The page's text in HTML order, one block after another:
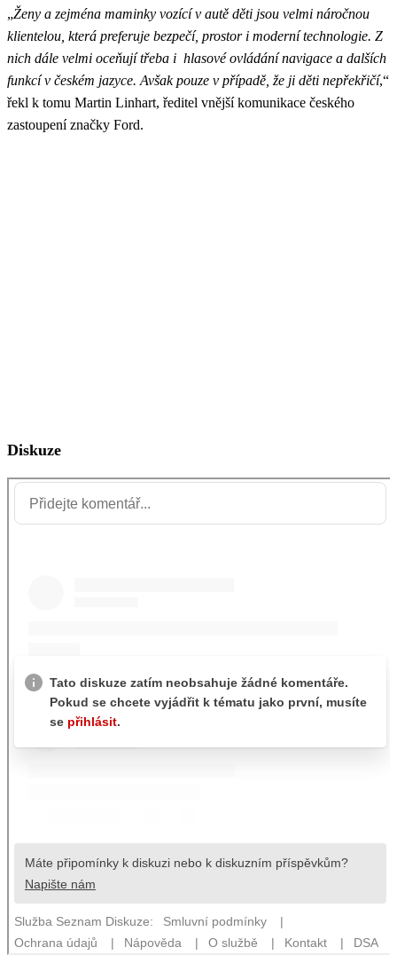
„Ženy a zejména maminky vozící v autě děti jsou velmi náročnou
klientelou, která preferuje bezpečí, prostor i moderní technologie. Z
nich dále velmi oceňují třeba i hlasové ovládání navigace a dalších
funkcí v českém jazyce. Avšak pouze v případě, že ji děti nepřekřičí,“
řekl k tomu Martin Linhart, ředitel vnější komunikace českého
zastoupení značky Ford.
Diskuze